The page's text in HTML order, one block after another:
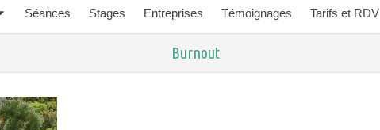
Séances Stages Entreprises Témoignages Tarifs et RDV
Burnout